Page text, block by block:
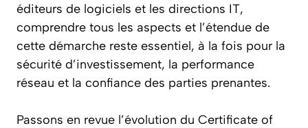
éditeurs de logiciels et les directions IT,
comprendre tous les aspects et l’étendue de
cette démarche reste essentiel, à la fois pour la
sécurité d’investissement, la performance
réseau et la confiance des parties prenantes.
Passons en revue l’évolution du Certificate of